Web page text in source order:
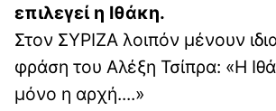
επιλεγεί η Ιθάκη.
Στον ΣΥΡΙΖΑ λοιπόν μένουν
φράση του Αλέξη Τσίπρα: «Η
μόνο η αρχή....»